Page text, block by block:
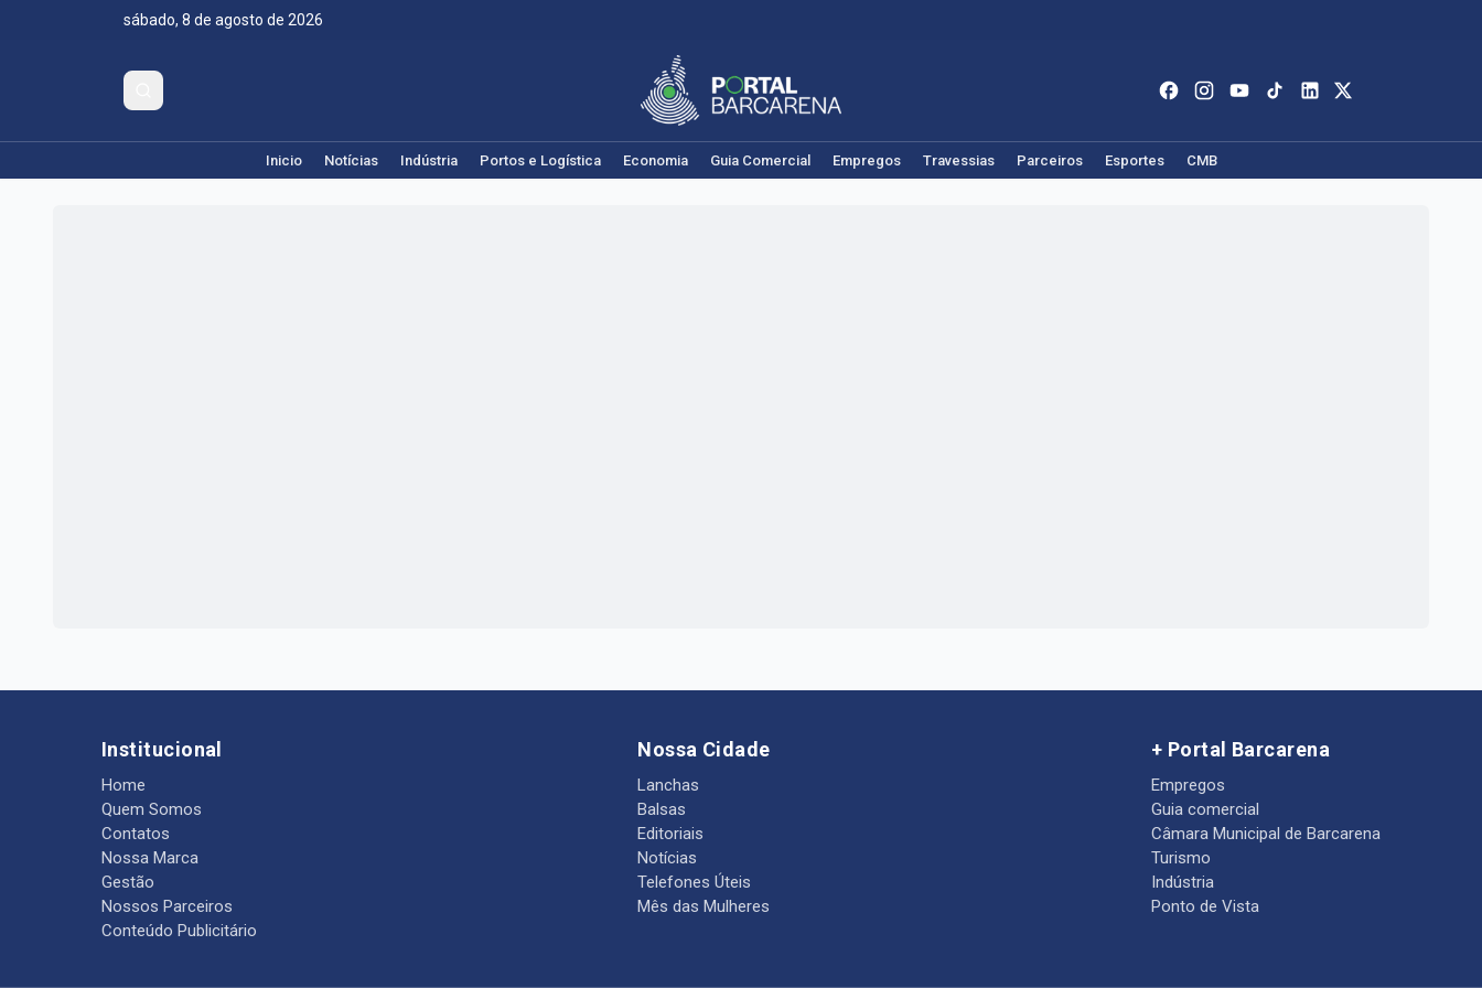
sábado, 8 de agosto de 2026
Inicio Notícias Indústria Portos e Logística Economia Guia Comercial Empregos Travessias Parceiros Esportes CMB
Institucional
Home
Quem Somos
Contatos
Nossa Marca
Gestão
Nossos Parceiros
Conteúdo Publicitário
Nossa Cidade
Lanchas
Balsas
Editoriais
Notícias
Telefones Úteis
Mês das Mulheres
+ Portal Barcarena
Empregos
Guia comercial
Câmara Municipal de Barcarena
Turismo
Indústria
Ponto de Vista